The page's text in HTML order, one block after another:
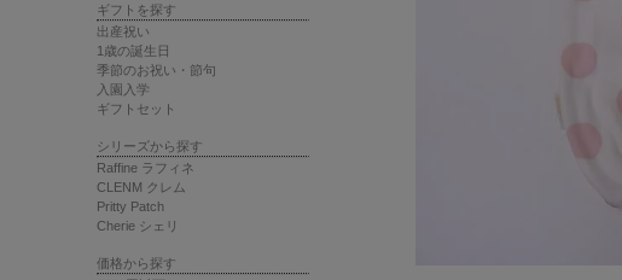
ギフトを探す
出産祝い
1歳の誕生日
季節のお祝い・節句
入園入学
ギフトセット
シリーズから探す
Raffine ラフィネ
CLENM クレム
Pritty Patch
Cherie シェリ
価格から探す